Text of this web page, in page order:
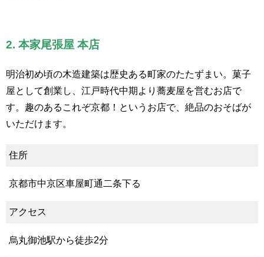
2. 本家尾張屋 本店
明治初め頃の木造建築は歴史ある町家のたたずまい。菓子
屋として創業し、江戸時代中期より蕎麦屋を営むお店で
す。趣のあるこれぞ京都！というお店で、絶品のおそばが
いただけます。
住所
京都市中京区車屋町通二条下る
アクセス
烏丸御池駅から徒歩2分